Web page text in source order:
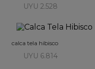
UYU 2.528
calca tela hibisco
UYU 6.814